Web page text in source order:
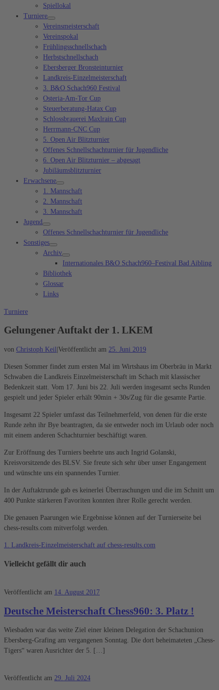
Spiellokal
Turniere
Vereinsmeisterschaft
Vereinspokal
Frühlingsschnellschach
Herbstschnellschach
Ebersberger Bronsteinturnier
Landkreis-Einzelmeisterschaft
3. B&O Schach960 Festival
Osteria-Am-Tor Cup
Steuerberatung-Hatax Cup
Schlossbrauerei Maxlrain Cup
Herrmann-CNC Cup
5. Open Air Blitzturnier
Offenes Schnellschachturnier für Jugendliche
6. Open Air Blitzturnier – abgesagt
Jubiläumsblitzturnier
Erwachsene
1. Mannschaft
2. Mannschaft
3. Mannschaft
Jugend
Offenes Schnellschachturnier für Jugendliche
Sonstiges
Archiv
Internationales B&O Schach960–Festival Bad Aibling
Bibliothek
Glossar
Links
Turniere
Gelungener Auftakt der 1. LKEM
von Christoph Keil|Veröffentlicht am 25. Juni 2019
Diesen Sommer findet zum ersten Mal im Wirtshaus im Oberbräu in Markt
Schwaben die Landkreis Einzelmeisterschaft im Schach mit klassischer
Bedenkzeit statt. Vom 17. Juni bis 22. Juli werden insgesamt sechs Runden
gespielt und jeder Spieler erhält 90min + 30s/Zug für die gesamte Partie.
Insgesamt 22 Spieler umfasst das Teilnehmerfeld, von denen für die erste
Runde zehn ihr Bye beantragten, da sie entweder noch im Urlaub oder noch
mit einem anderen Schachturnier beschäftigt waren.
Zur Eröffnung des Turniers beehrte uns auch Ingrid Golanski,
Kreisvorsitzende des BLSV. Sie freute sich sehr über unser Engangement
und wünschte uns ein spannendes Turnier.
In der Auftaktrunde gab es keinerlei Überraschungen und die im Schnitt um
400 Punkte stärkeren Favoriten konnten ihrer Rolle gerecht werden.
Die genauen Paarungen wie Ergebnisse können auf der Turnierseite bei
chess-results.com mitverfolgt werden.
1. Landkreis-Einzelmeisterschaft auf chess-results.com
Vielleicht gefällt dir auch
Veröffentlicht am 14. August 2017
Deutsche Meisterschaft Chess960: 3. Platz !
Wiesbaden war das weite Ziel einer kleinen Delegation der Schachunion
Ebersberg-Grafing am vergangenen Sonntag. Die dort beheimateten „Chess-
Tigers“ waren Ausrichter der 5. […]
Veröffentlicht am 29. Juli 2024